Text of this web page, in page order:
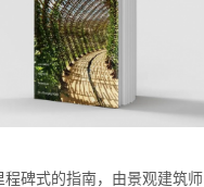
碑式的指南，由景观建筑师